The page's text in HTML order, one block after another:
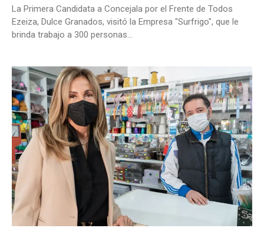
La Primera Candidata a Concejala por el Frente de Todos
Ezeiza, Dulce Granados, visitó la Empresa "Surfrigo", que le
brinda trabajo a 300 personas...